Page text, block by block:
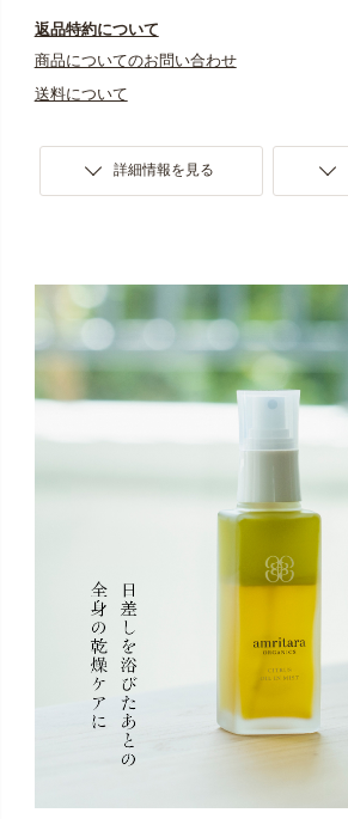
返品特約について
商品についてのお問い合わせ
送料について
詳細情報を見る